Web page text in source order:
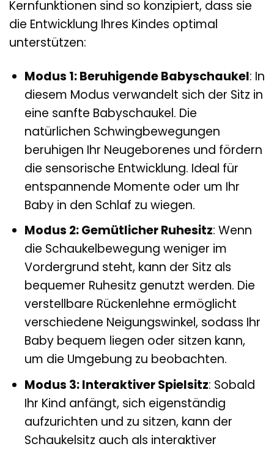
Kernfunktionen sind so konzipiert, dass sie
die Entwicklung Ihres Kindes optimal
unterstützen:
Modus 1: Beruhigende Babyschaukel: In
diesem Modus verwandelt sich der Sitz in
eine sanfte Babyschaukel. Die
natürlichen Schwingbewegungen
beruhigen Ihr Neugeborenes und fördern
die sensorische Entwicklung. Ideal für
entspannende Momente oder um Ihr
Baby in den Schlaf zu wiegen.
Modus 2: Gemütlicher Ruhesitz: Wenn
die Schaukelbewegung weniger im
Vordergrund steht, kann der Sitz als
bequemer Ruhesitz genutzt werden. Die
verstellbare Rückenlehne ermöglicht
verschiedene Neigungswinkel, sodass Ihr
Baby bequem liegen oder sitzen kann,
um die Umgebung zu beobachten.
Modus 3: Interaktiver Spielsitz: Sobald
Ihr Kind anfängt, sich eigenständig
aufzurichten und zu sitzen, kann der
Schaukelsitz auch als interaktiver